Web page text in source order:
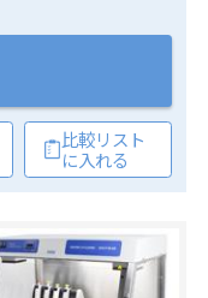
比較リスト
に入れる